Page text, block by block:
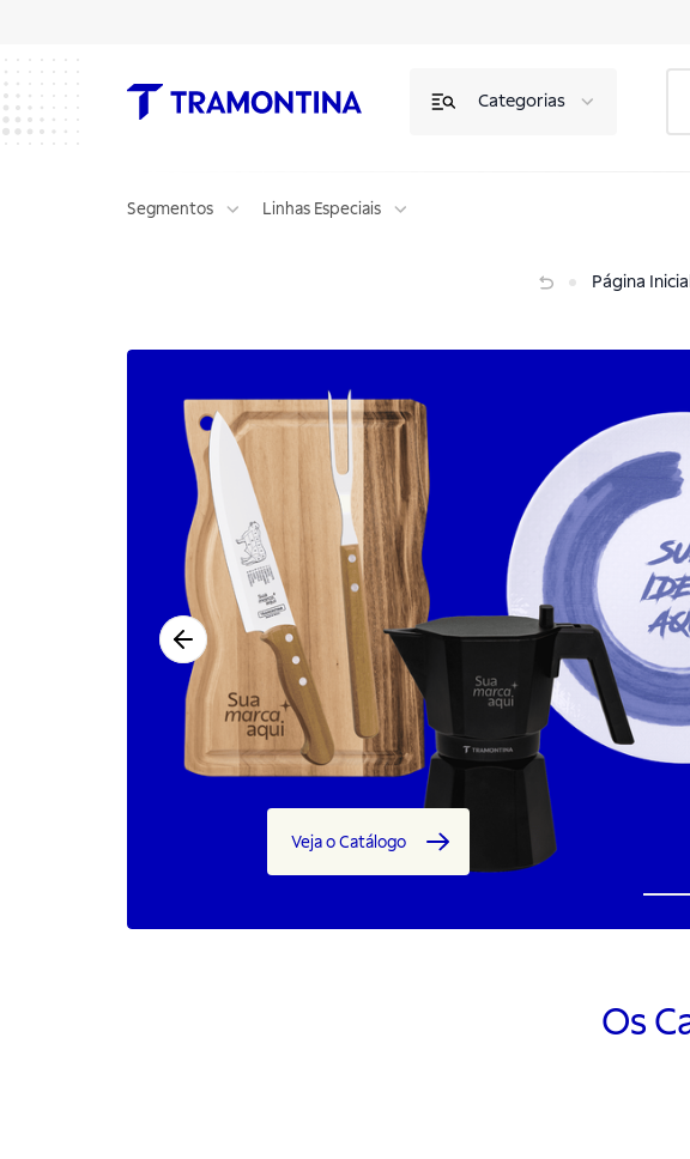
Categorias
Segmentos Linhas Especiais
Página Inicial
Veja o Catálogo
Os